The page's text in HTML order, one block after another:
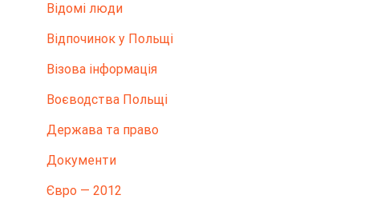
Відомі люди
Відпочинок у Польщі
Візова інформація
Воєводства Польщі
Держава та право
Документи
Євро — 2012